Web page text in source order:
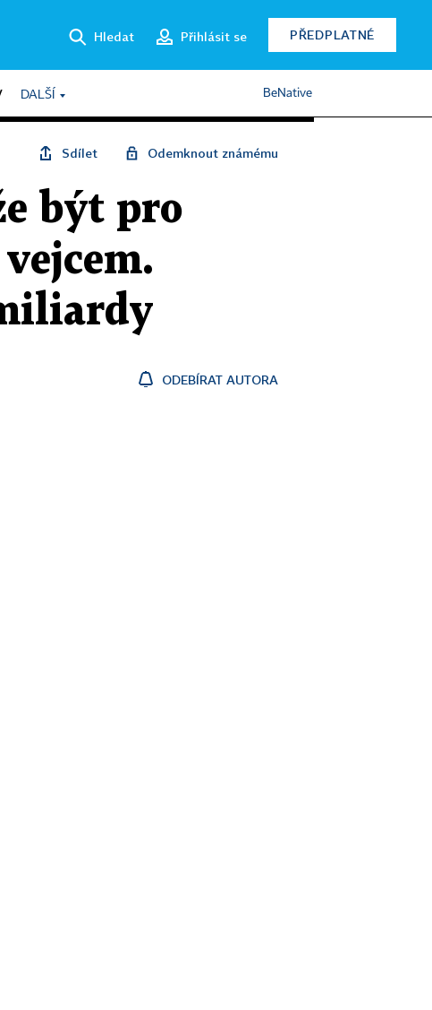
Hledat Přihlásit se PŘEDPLATNÉ
DALŠÍ BeNative
Sdílet Odemknout známému
být pro
ODEBÍRAT AUTORA